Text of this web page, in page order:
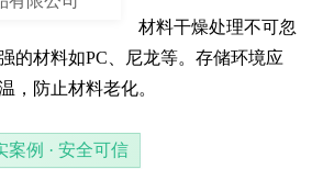
材料干燥处理不可忽
的材料如PC、尼龙等。存储环境应
，防止材料老化。
案例 · 安全可信